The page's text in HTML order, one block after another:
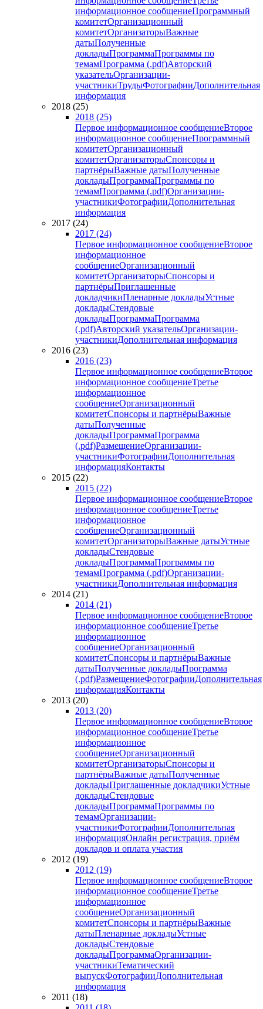
информационное сообщениеПрограммный
комитетОрганизационный
комитетОрганизаторыВажные
датыПолученные
докладыПрограммаПрограммы по
темамПрограмма (.pdf)Авторский
указательОрганизации-
участникиТрудыФотографииДополнительная
информация
2018 (25)
2018 (25)
Первое информационное сообщениеВторое
информационное сообщениеПрограммный
комитетОрганизационный
комитетОрганизаторыСпонсоры и
партнёрыВажные датыПолученные
докладыПрограммаПрограммы по
темамПрограмма (.pdf)Организации-
участникиФотографииДополнительная
информация
2017 (24)
2017 (24)
Первое информационное сообщениеВторое
информационное
сообщениеОрганизационный
комитетОрганизаторыСпонсоры и
партнёрыПриглашенные
докладчикиПленарные докладыУстные
докладыСтендовые
докладыПрограммаПрограмма
(.pdf)Авторский указательОрганизации-
участникиДополнительная информация
2016 (23)
2016 (23)
Первое информационное сообщениеВторое
информационное сообщениеТретье
информационное
сообщениеОрганизационный
комитетСпонсоры и партнёрыВажные
датыПолученные
докладыПрограммаПрограмма
(.pdf)РазмещениеОрганизации-
участникиФотографииДополнительная
информацияКонтакты
2015 (22)
2015 (22)
Первое информационное сообщениеВторое
информационное сообщениеТретье
информационное
сообщениеОрганизационный
комитетОрганизаторыВажные датыУстные
докладыСтендовые
докладыПрограммаПрограммы по
темамПрограмма (.pdf)Организации-
участникиДополнительная информация
2014 (21)
2014 (21)
Первое информационное сообщениеВторое
информационное сообщениеТретье
информационное
сообщениеОрганизационный
комитетСпонсоры и партнёрыВажные
датыПолученные докладыПрограмма
(.pdf)РазмещениеФотографииДополнительная
информацияКонтакты
2013 (20)
2013 (20)
Первое информационное сообщениеВторое
информационное сообщениеТретье
информационное
сообщениеОрганизационный
комитетОрганизаторыСпонсоры и
партнёрыВажные датыПолученные
докладыПриглашенные докладчикиУстные
докладыСтендовые
докладыПрограммаПрограммы по
темамОрганизации-
участникиФотографииДополнительная
информацияОнлайн регистрация, приём
докладов и оплата участия
2012 (19)
2012 (19)
Первое информационное сообщениеВторое
информационное сообщениеТретье
информационное
сообщениеОрганизационный
комитетСпонсоры и партнёрыВажные
датыПленарные докладыУстные
докладыСтендовые
докладыПрограммаОрганизации-
участникиТематический
выпускФотографииДополнительная
информация
2011 (18)